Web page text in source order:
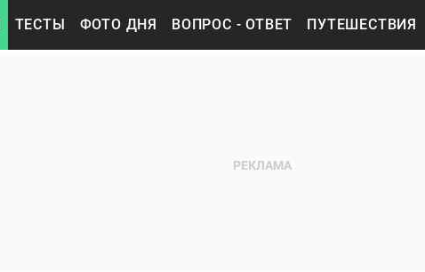
ТЕСТЫ ФОТО ДНЯ ВОПРОС - ОТВЕТ ПУТЕШЕСТВИЯ